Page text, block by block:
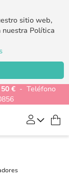
sitio web,
nuestra Política
€- Teléfono